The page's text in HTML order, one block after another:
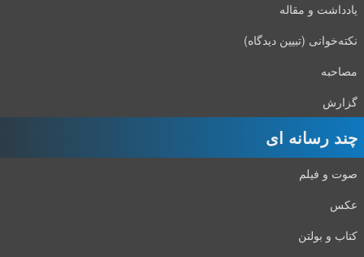
یادداشت و مقاله
نکته‌خوانی (تبیین دیدگاه)
مصاحبه
گزارش
چند رسانه ای
صوت و فیلم
عکس
کتاب و بولتن